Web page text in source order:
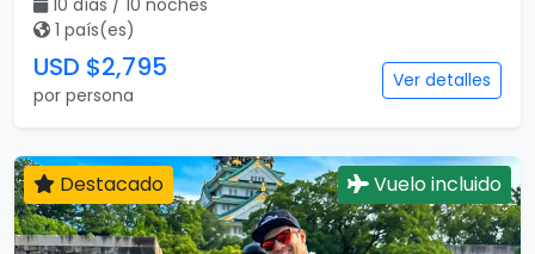
10 días / 10 noches
1 país(es)
USD $2,795
por persona
Ver detalles
Destacado Vuelo incluido